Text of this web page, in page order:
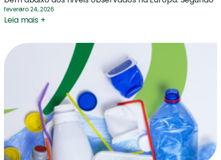
fevereiro 24, 2026
Leia mais +